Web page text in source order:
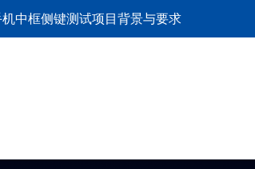
机中框侧键测试项目背景与要求